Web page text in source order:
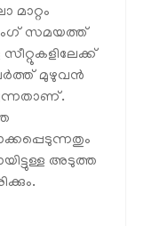
സമയത്ത്
മുഴുവൻ
അടുത്ത